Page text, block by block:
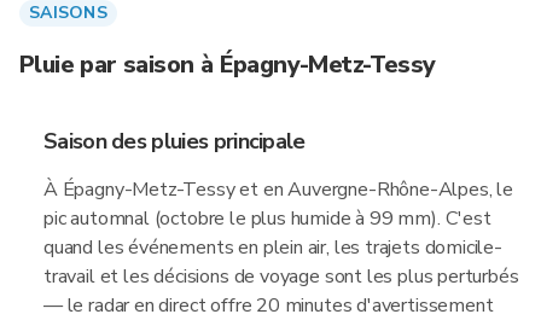
SAISONS
Pluie par saison à Épagny-Metz-Tessy
Saison des pluies principale
À Épagny-Metz-Tessy et en Auvergne-Rhône-Alpes, le
pic automnal (octobre le plus humide à 99 mm). C'est
quand les événements en plein air, les trajets domicile-
travail et les décisions de voyage sont les plus perturbés
— le radar en direct offre 20 minutes d'avertissement